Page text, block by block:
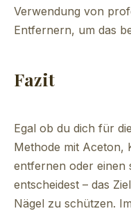
Verwendung von
Entfernern, um das
Fazit
Egal ob du dich für
Methode mit Aceton,
entfernen oder einen
entscheidest – das
Nägel zu schützen.